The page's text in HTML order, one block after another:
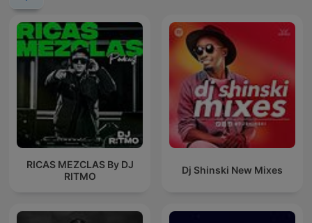
RICAS MEZCLAS By DJ
RITMO
Dj Shinski New Mixes